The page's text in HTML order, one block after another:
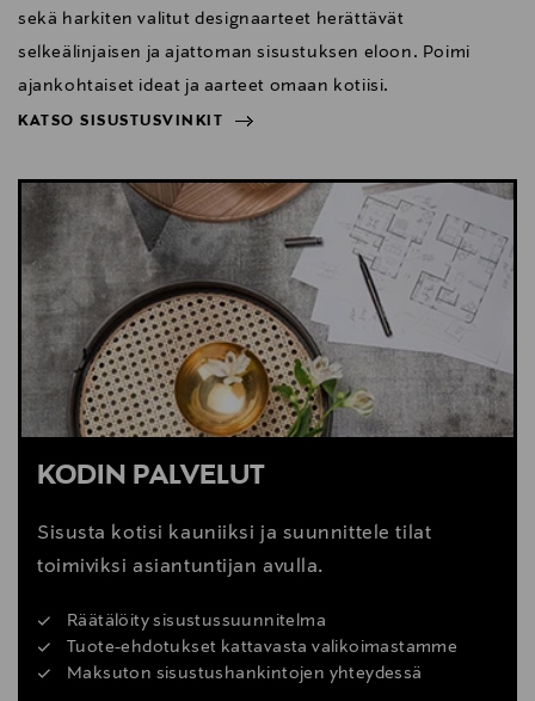
sekä harkiten valitut designaarteet herättävät
selkeälinjaisen ja ajattoman sisustuksen eloon. Poimi
ajankohtaiset ideat ja aarteet omaan kotiisi.
KATSO SISUSTUSVINKIT
KATSO SISUSTUSVINKIT
KODIN PALVELUT
Sisusta kotisi kauniiksi ja suunnittele tilat
toimiviksi asiantuntijan avulla.
Räätälöity sisustussuunnitelma
Tuote-ehdotukset kattavasta valikoimastamme
Maksuton sisustushankintojen yhteydessä